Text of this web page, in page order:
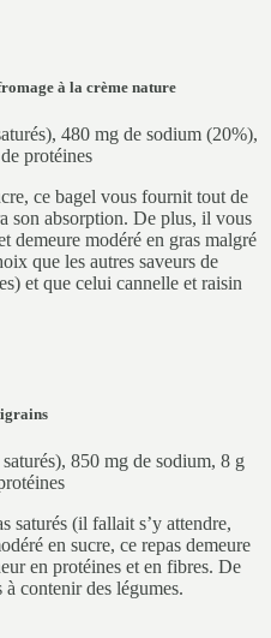
à la crème nature
480 mg de sodium (20%),
protéines
ce bagel vous fournit tout de
son absorption. De plus, il vous
demeure modéré en gras malgré
que les autres saveurs de
et que celui cannelle et raisin
850 mg de sodium, 8 g
saturés (il fallait s’y attendre,
en sucre, ce repas demeure
en protéines et en fibres. De
à contenir des légumes.